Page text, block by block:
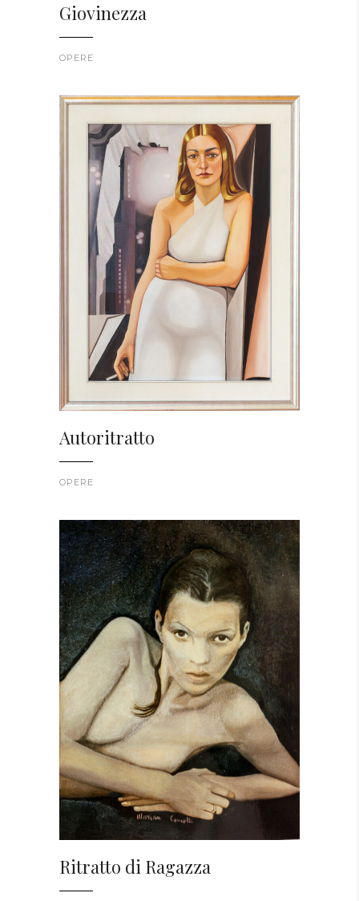
Giovinezza
OPERE
Autoritratto
OPERE
Ritratto di Ragazza